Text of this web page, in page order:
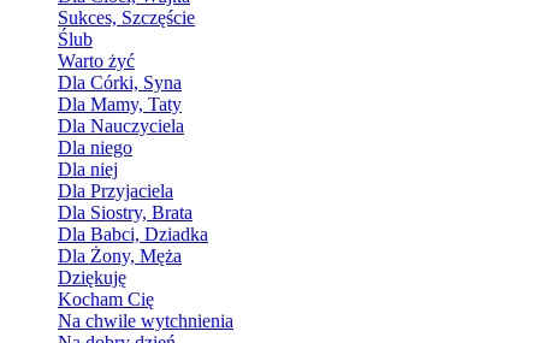
Sukces, Szczęście
Ślub
Warto żyć
Dla Córki, Syna
Dla Mamy, Taty
Dla Nauczyciela
Dla niego
Dla niej
Dla Przyjaciela
Dla Siostry, Brata
Dla Babci, Dziadka
Dla Żony, Męża
Dziękuję
Kocham Cię
Na chwile wytchnienia